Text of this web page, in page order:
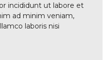
incididunt ut labore et
ad minim veniam,
laboris nisi